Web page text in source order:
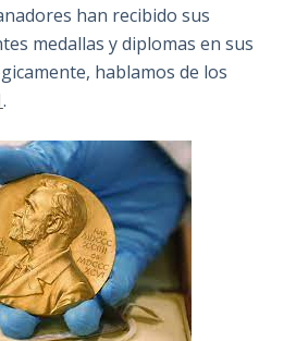
han recibido sus
medallas y diplomas en sus
hablamos de los
.